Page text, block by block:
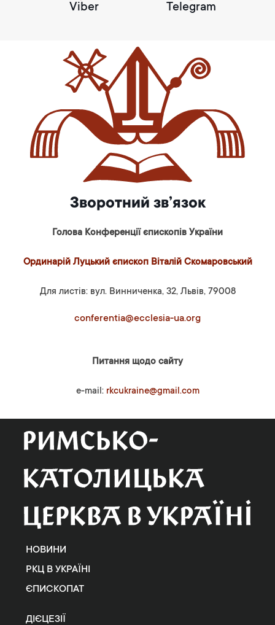
Viber Telegram
Зворотний зв’язок
Голова Конференції єпископів України
Ординарій Луцький єпископ Віталій Скомаровський
Для листів: вул. Винниченка, 32, Львів, 79008
conferentia@ecclesia-ua.org
Питання щодо сайту
e-mail: rkcukraine@gmail.com
НОВИНИ
РКЦ В УКРАЇНІ
ЄПИСКОПАТ
ДІЄЦЕЗІЇ